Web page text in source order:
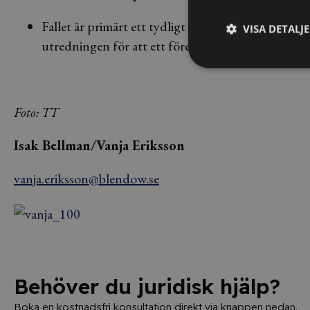
Fallet är primärt ett tydligt exempel på hur en
utredningen för att ett företag ska kunna drabbas
Foto: TT
Isak Bellman/Vanja Eriksson
vanja.eriksson@blendow.se
Behöver du juridisk hjälp?
Boka en kostnadsfri konsultation direkt via knappen nedan.
VISA